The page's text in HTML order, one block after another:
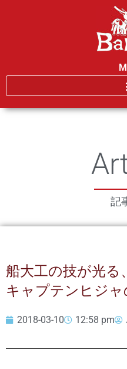
記
船大工の技が光る
キャプテンヒジャ
2018-03-10 12:58 pm